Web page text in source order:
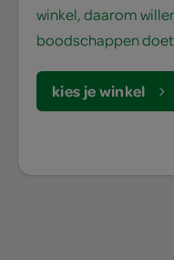
winkel, daarom
boodschappen
kies je winkel